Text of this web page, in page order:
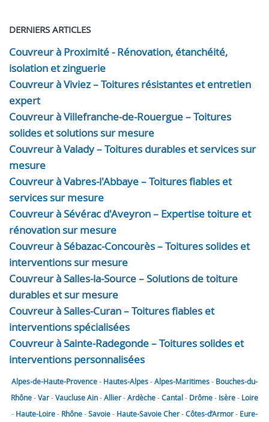
DERNIERS ARTICLES
Couvreur à Proximité - Rénovation, étanchéité,
isolation et zinguerie
Couvreur à Viviez – Toitures résistantes et entretien
expert
Couvreur à Villefranche-de-Rouergue – Toitures
solides et solutions sur mesure
Couvreur à Valady – Toitures durables et services sur
mesure
Couvreur à Vabres-l'Abbaye – Toitures fiables et
services sur mesure
Couvreur à Sévérac d'Aveyron – Expertise toiture et
rénovation sur mesure
Couvreur à Sébazac-Concourès – Toitures solides et
interventions sur mesure
Couvreur à Salles-la-Source – Solutions de toiture
durables et sur mesure
Couvreur à Salles-Curan – Toitures fiables et
interventions spécialisées
Couvreur à Sainte-Radegonde – Toitures solides et
interventions personnalisées
Alpes-de-Haute-Provence- Hautes-Alpes-Alpes-Maritimes- Bouches-du-
Rhône-Var-VaucluseAin-Allier-Ardèche-Cantal- Drôme- Isère- Loire
- Haute-Loire- Rhône-Savoie- Haute-SavoieCher-Côtes-d’Armor- Eure-